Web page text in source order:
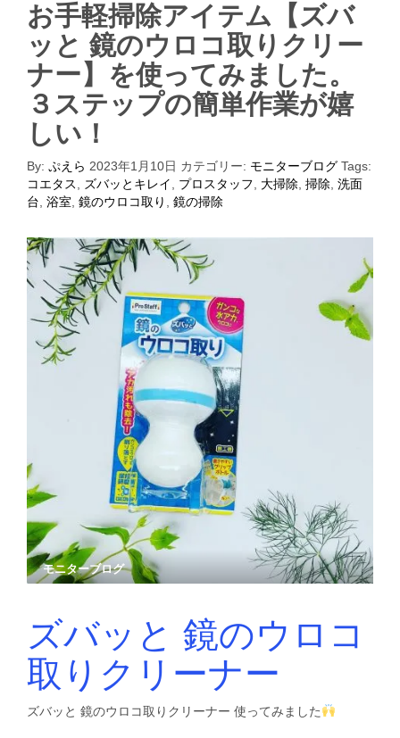
お手軽掃除アイテム【ズバ
ッと 鏡のウロコ取りクリー
ナー】を使ってみました。
３ステップの簡単作業が嬉
しい！
By: ぷえら 2023年1月10日 カテゴリー: モニターブログ Tags:
コエタス
ズバッとキレイ プロスタッフ 大掃除 掃除 洗面
台 浴室 鏡のウロコ取り 鏡の掃除
モニターブログ
ズバッと 鏡のウロコ
取りクリーナー
ズバッと 鏡のウロコ取りクリーナー 使ってみました